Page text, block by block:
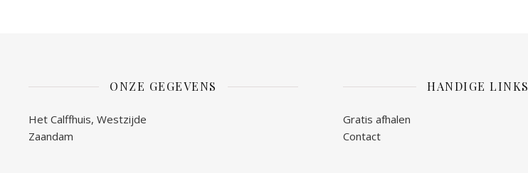
ONZE GEGEVENS
Het Calffhuis, Westzijde
Zaandam
HANDIGE LINKS
Gratis afhalen
Contact